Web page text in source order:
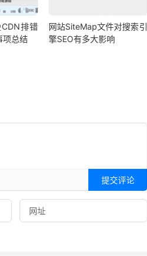
排错
项总结
网站SiteMap文件对搜索引
擎SEO有多大影响
提交评论